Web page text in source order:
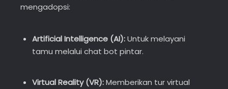
mengadopsi:
Artificial Intelligence (AI):Untuk melayani
tamu melalui chat bot pintar.
Virtual Reality (VR):Memberikan tur virtual